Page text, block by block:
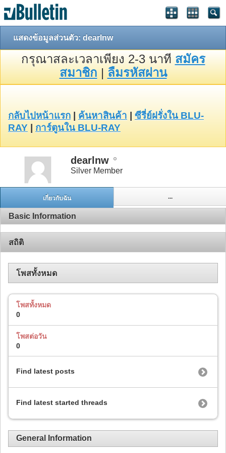
แสดงข้อมูลส่วนตัว: dearlnw
กรุณาสละเวลาเพียง 2-3 นาที สมัคร
สมาชิก | ลืมรหัสผ่าน
กลับไปหน้าแรก ค้นหาสินค้า
ซีรี่ย์ฝรั่งใน BLU-
RAY
การ์ตูนใน BLU-RAY
dearlnw
Silver Member
เกี่ยวกับฉัน ...
Basic Information
สถิติ
โพสทั้งหมด
โพสทั้งหมด
0
โพสต่อวัน
0
Find latest posts
Find latest started threads
General Information